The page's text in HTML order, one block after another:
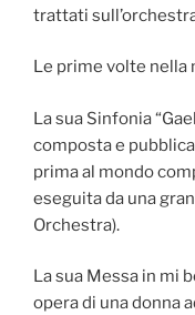
trattati
Le prime volte nella
La sua Sinfonia
composta e
prima al mondo
eseguita da una
Orchestra).
La sua Messa in mi
opera di una donna